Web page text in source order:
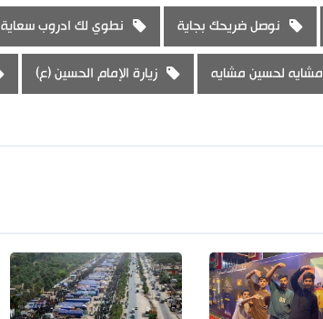
نوصل ضريحك بجاية نطوي لك ادروب سعاية
مشايه لحسين مشايه زيارة الإمام الحسين (ع)